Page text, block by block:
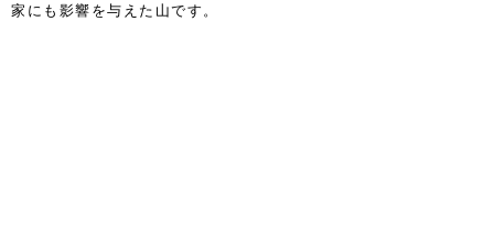
家にも影響を与えた山です。